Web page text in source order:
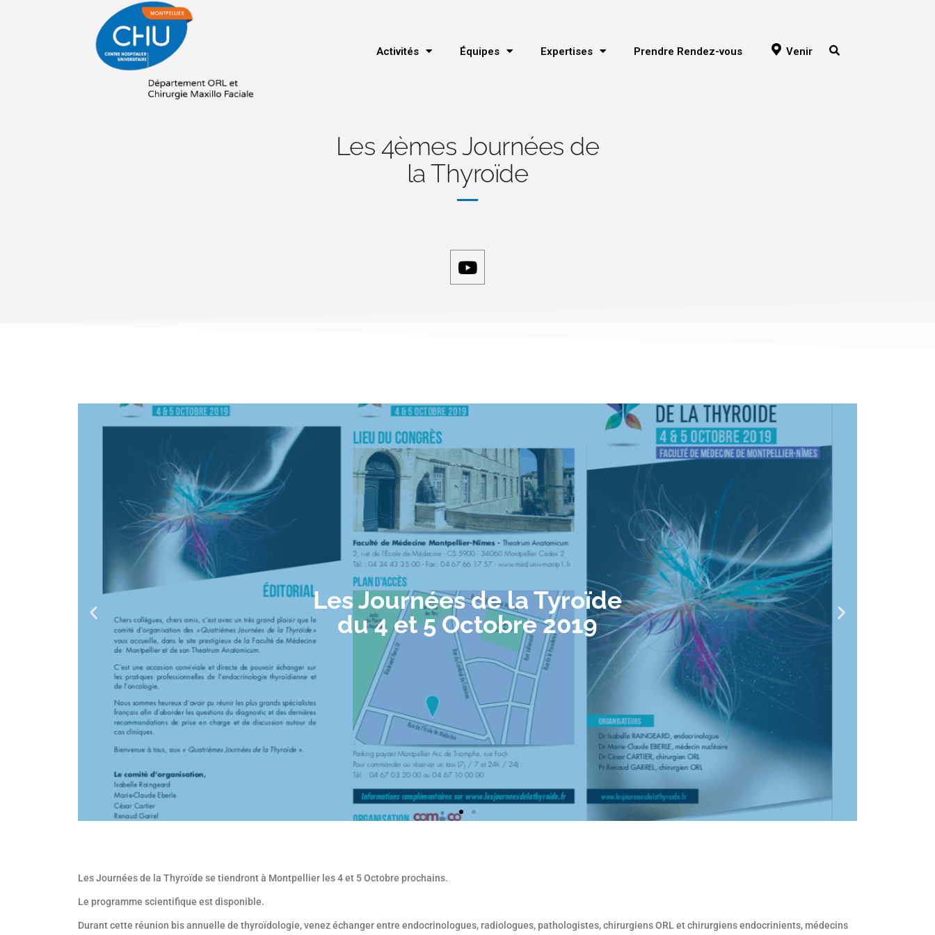
Activités Équipes Expertises Prendre Rendez-vous Venir
Les 4èmes Journées de
la Thyroïde
Les Journées de la Thyroïde se tiendront à Montpellier les 4 et 5 Octobre prochains.
Le programme scientifique est disponible.
Durant cette réunion bis annuelle de thyroïdologie, venez échanger entre endocrinologues, radiologues, pathologistes, chirurgiens ORL et chirurgiens endocrinients, médecins